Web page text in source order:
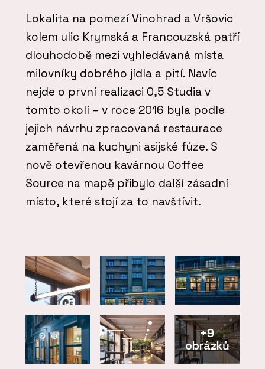
Lokalita na pomezí Vinohrad a Vršovic
kolem ulic Krymská a Francouzská patří
dlouhodobě mezi vyhledávaná místa
milovníky dobrého jídla a pití. Navíc
nejde o první realizaci 0,5 Studia v
tomto okolí – v roce 2016 byla podle
jejich návrhu zpracovaná restaurace
zaměřená na kuchyni asijské fúze. S
nově otevřenou kavárnou Coffee
Source na mapě přibylo další zásadní
místo, které stojí za to navštívit.
+9
obrázků